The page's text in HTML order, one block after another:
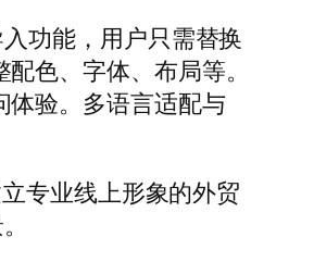
功能，用户只需替换
色、字体、布局等。
体验。多语言适配与
专业线上形象的外贸